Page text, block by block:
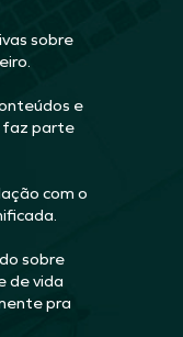
sobre
e
faz parte
com o
sobre
de vida
pra